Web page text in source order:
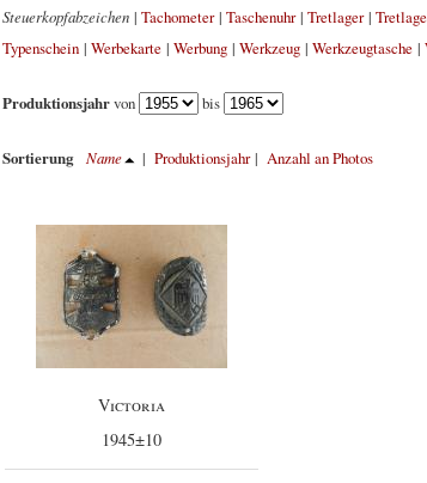
Steuerkopfabzeichen| Tachometer| Taschenuhr| Tretlager|
Typenschein| Werbekarte| Werbung| Werkzeug| Werkzeugtasche|
Produktionsjahrvon bis
Sortierung Name | Produktionsjahr| Anzahl an Photos
Victoria
1945±10